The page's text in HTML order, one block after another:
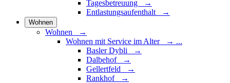
Tagesbetreuung →
Entlastungsaufenthalt →
Wohnen
Wohnen →
Wohnen mit Service im Alter
→ ...
Basler Dybli →
Dalbehof →
Gellertfeld →
Rankhof →